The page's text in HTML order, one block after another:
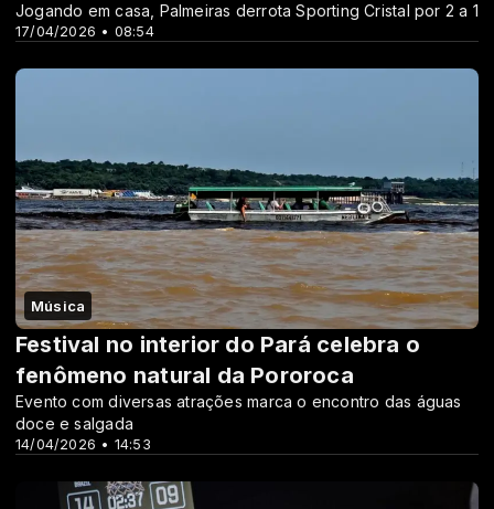
17/04/2026 • 08:54
Jogando em casa, Palmeiras derrota Sporting Cristal por 2 a 1
Música
14/04/2026 • 14:53
Festival no interior do Pará celebra o
fenômeno natural da Pororoca
Evento com diversas atrações marca o encontro das águas
doce e salgada